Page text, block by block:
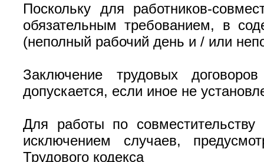
Поскольку для работников-
обязательным требованием, в
(неполный рабочий день и / или
Заключение трудовых
допускается, если иное не
Для работы по
исключением случаев,
Трудового кодекса